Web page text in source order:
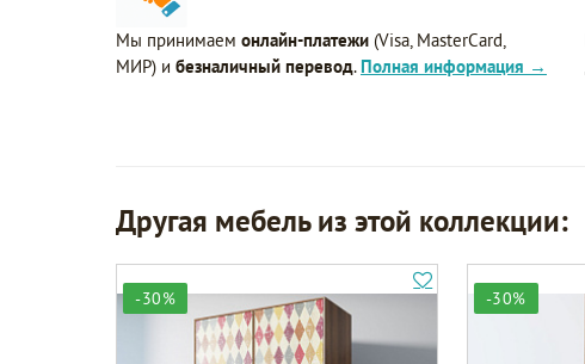
Мы принимаем онлайн-платежи (Visa, MasterCard,
МИР) и безналичный перевод. Полная информация →
Другая мебель из этой коллекции:
-30% -30%